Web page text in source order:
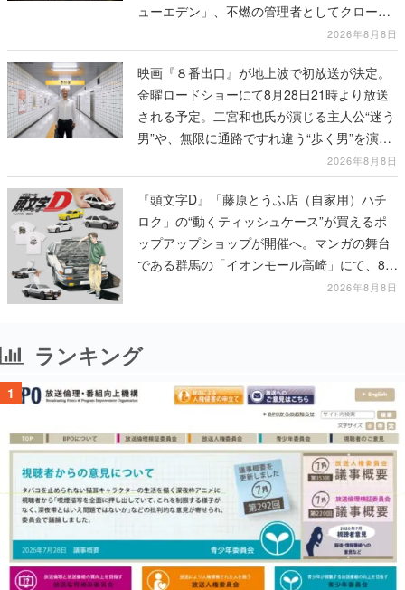
ューエデン」、不燃の管理者としてクローン
人間を増やし、加工して神に捧げる2026年8月8日
映画『８番出口』が地上波で初放送が決定。
金曜ロードショーにて8月28日21時より放送
される予定。二宮和也氏が演じる主人公“迷う
男”や、無限に通路ですれ違う“歩く男”を演じ
2026年8月8日
『頭文字D』「藤原とうふ店（自家用）ハチ
ロク」の“動くティッシュケース”が買えるポ
ップアップショップが開催へ。マンガの舞台
である群馬の「イオンモール高崎」にて、8月
11日から8月20日までの期間限定で開催予定
2026年8月8日
ランキング
1